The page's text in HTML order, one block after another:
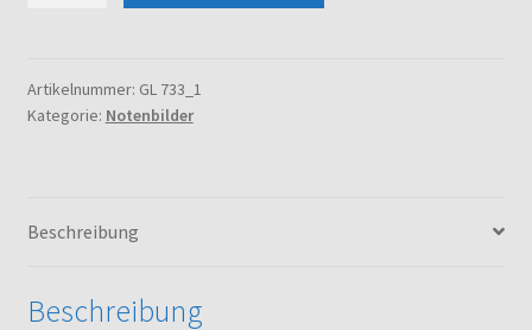
Gott,
bleib
mir
71)
Artikelnummer: GL 733_1
Kategorie: Notenbilder
Beschreibung
Beschreibung